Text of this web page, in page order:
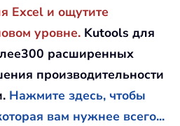
Excel и ощутите
уровне. Kutools для
расширенных
производительности
Нажмите здесь, чтобы
вам нужнее всего...